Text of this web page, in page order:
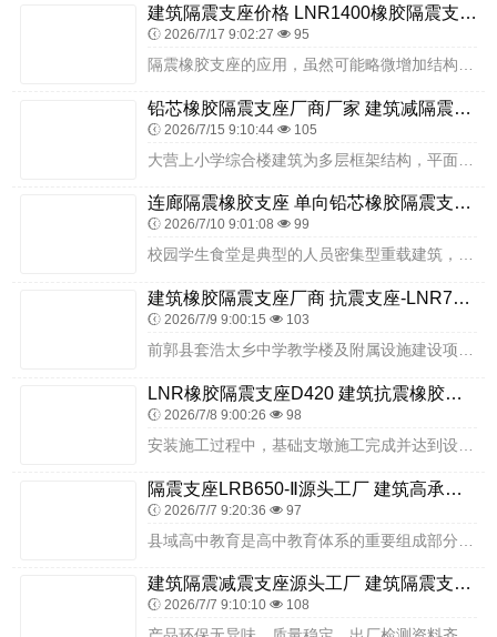
建筑隔震支座价格 LNR1400橡胶隔震支座 建筑抗震支座LNR700源头工厂
2026/7/17 9:02:27 95
铅芯橡胶隔震支座厂商厂家 建筑减隔震支座哪家好 高阻尼橡胶隔震支座生产厂家
2026/7/15 9:10:44 105
连廊隔震橡胶支座 单向铅芯橡胶隔震支座源头工厂 钢结构建筑减震支座
2026/7/10 9:01:08 99
校园学生食堂是典型的人员密集型重载建筑，建筑的抗震安全关乎全体师生的生命安全与校园后勤保障工作的正常运转。本项目食堂分为就餐区与后厨两大核心区域，功能特点差异显...
建筑橡胶隔震支座厂商 抗震支座-LNR700-II生产厂家 建筑FPS建筑摩擦摆支座源头工厂
2026/7/9 9:00:15 103
LNR橡胶隔震支座D420 建筑抗震橡胶隔震支座工厂厂家 钢结构支座厂家
2026/7/8 9:00:26 98
隔震支座LRB650-Ⅱ源头工厂 建筑高承载力隔震支座生产厂家 LRB隔震支座900源头工厂
2026/7/7 9:20:36 97
建筑隔震减震支座源头工厂 建筑隔震支座价格 房建抗震支座什么价格
2026/7/7 9:10:10 108